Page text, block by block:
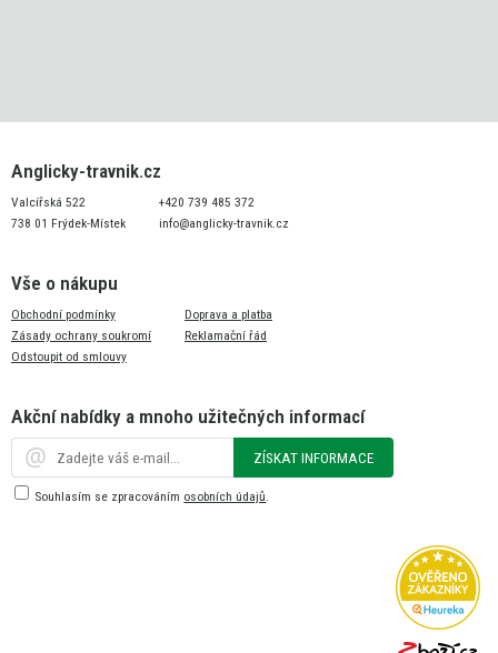
Anglicky-travnik.cz
Valcířská 522
738 01 Frýdek-Místek
+420 739 485 372
info@anglicky-travnik.cz
Vše o nákupu
Obchodní podmínky
Zásady ochrany soukromí
Odstoupit od smlouvy
Doprava a platba
Reklamační řád
Akční nabídky a mnoho užitečných informací
ZÍSKAT INFORMACE
Souhlasím se zpracováním osobních údajů